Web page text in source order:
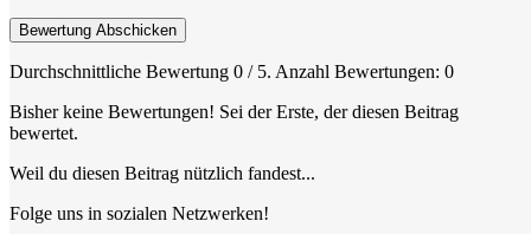
Bewertung Abschicken
Durchschnittliche Bewertung 0 / 5. Anzahl Bewertungen: 0
Bisher keine Bewertungen! Sei der Erste, der diesen Beitrag
bewertet.
Weil du diesen Beitrag nützlich fandest...
Folge uns in sozialen Netzwerken!